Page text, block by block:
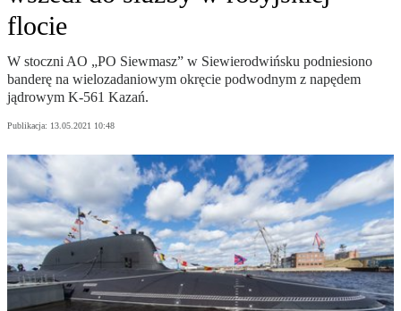
flocie
W stoczni AO „PO Siewmasz” w Siewierodwińsku podniesiono
banderę na wielozadaniowym okręcie podwodnym z napędem
jądrowym K-561 Kazań.
Publikacja: 13.05.2021 10:48